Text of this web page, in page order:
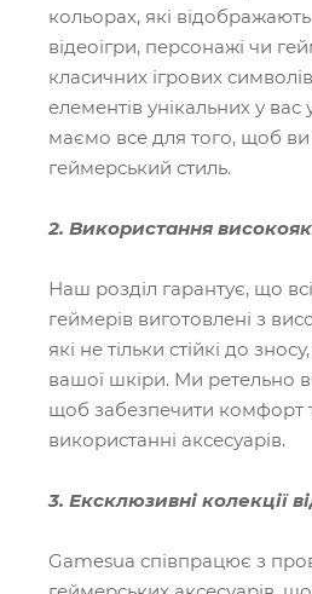
кольорах, які
відеоігри, персонажі чи
класичних ігрових
елементів унікальних у
маємо все для того, щоб
геймерський стиль.
2. Використання
Наш розділ гарантує, що
геймерів виготовлені з
які не тільки стійкі до
вашої шкіри. Ми ретельно
щоб забезпечити комфорт
використанні аксесуарів.
3. Ексклюзивні колекції
Gamesua співпрацює з